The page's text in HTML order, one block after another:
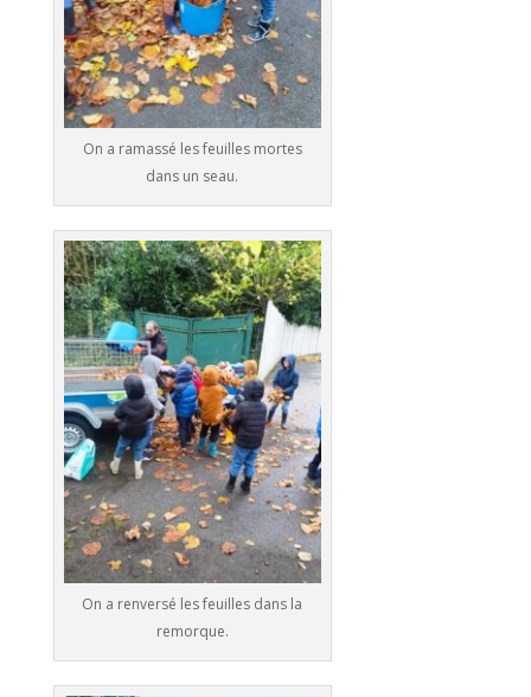
On a ramassé les feuilles mortes
dans un seau.
On a renversé les feuilles dans la
remorque.